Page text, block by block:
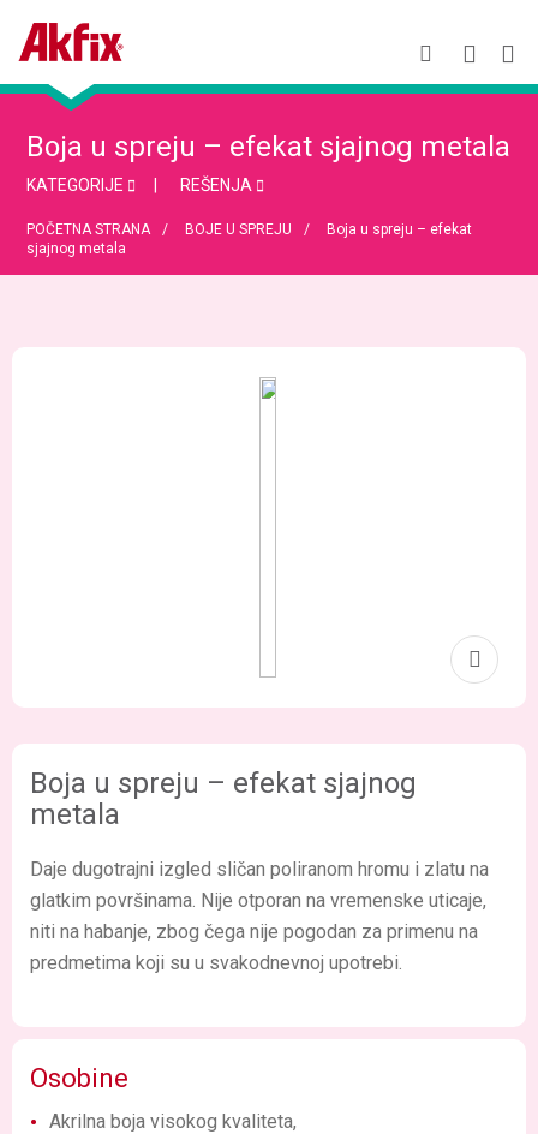
Boja u spreju – efekat sjajnog metala
KATEGORIJE REŠENJA
POČETNA STRANA BOJE U SPREJU
Boja u spreju – efekat
sjajnog metala
Boja u spreju – efekat sjajnog
metala
Daje dugotrajni izgled sličan poliranom hromu i zlatu na
glatkim površinama. Nije otporan na vremenske uticaje,
niti na habanje, zbog čega nije pogodan za primenu na
predmetima koji su u svakodnevnoj upotrebi.
Osobine
Akrilna boja visokog kvaliteta,